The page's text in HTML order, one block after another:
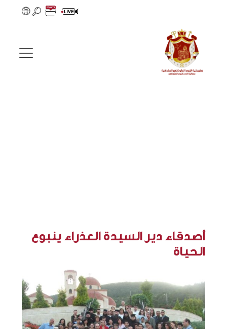
أصدقاء دير السيدة العذراء ينبوع
الحياة